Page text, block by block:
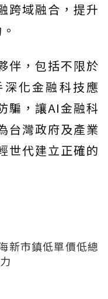
跨域融合，提升
伴，包括不限於
化金融科技應
騙，讓AI金融科
台灣政府及產業
世代建立正確的
新市鎮低單價低總